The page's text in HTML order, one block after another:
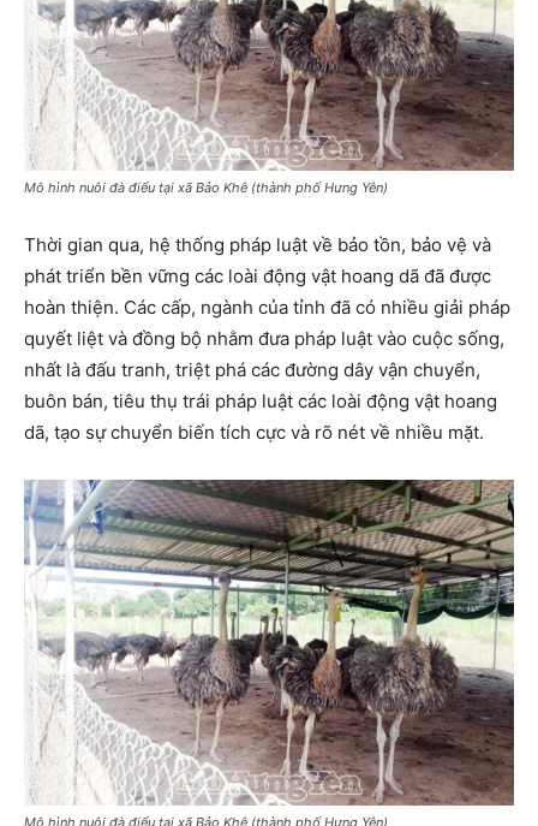
Mô hình nuôi đà điểu tại xã Bảo Khê (thành phố Hưng Yên)
Thời gian qua, hệ thống pháp luật về bảo tồn, bảo vệ và
phát triển bền vững các loài động vật hoang dã đã được
hoàn thiện. Các cấp, ngành của tỉnh đã có nhiều giải pháp
quyết liệt và đồng bộ nhằm đưa pháp luật vào cuộc sống,
nhất là đấu tranh, triệt phá các đường dây vận chuyển,
buôn bán, tiêu thụ trái pháp luật các loài động vật hoang
dã, tạo sự chuyển biến tích cực và rõ nét về nhiều mặt.